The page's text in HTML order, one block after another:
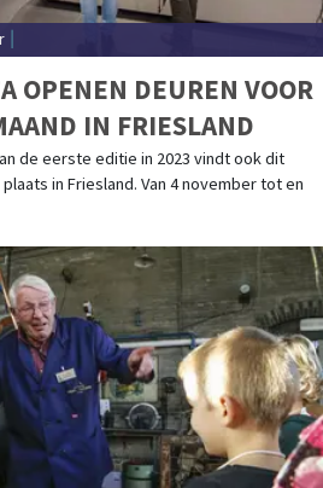
OPENEN DEUREN VOOR
IN FRIESLAND
de eerste editie in 2023 vindt ook dit
in Friesland. Van 4 november tot en